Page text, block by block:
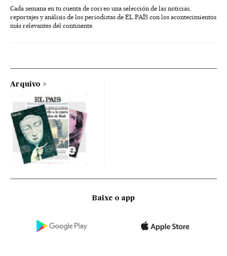
Cada semana en tu cuenta de correo una selección de las noticias,
reportajes y análisis de los periodistas de EL PAÍS con los acontecimientos
más relevantes del continente.
Arquivo
Baixe o app